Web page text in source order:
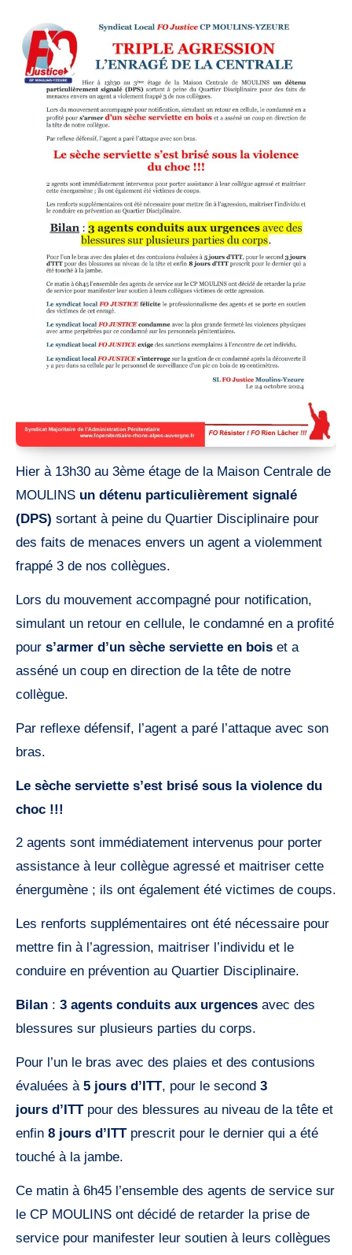
Hier à 13h30 au 3ème étage de la Maison Centrale de
MOULINS un détenu particulièrement signalé
(DPS) sortant à peine du Quartier Disciplinaire pour
des faits de menaces envers un agent a violemment
frappé 3 de nos collègues.
Lors du mouvement accompagné pour notification,
simulant un retour en cellule, le condamné en a profité
pour s’armer d’un sèche serviette en bois et a
asséné un coup en direction de la tête de notre
collègue.
Par reflexe défensif, l’agent a paré l’attaque avec son
bras.
Le sèche serviette s’est brisé sous la violence du
choc !!!
2 agents sont immédiatement intervenus pour porter
assistance à leur collègue agressé et maitriser cette
énergumène ; ils ont également été victimes de coups.
Les renforts supplémentaires ont été nécessaire pour
mettre fin à l’agression, maitriser l’individu et le
conduire en prévention au Quartier Disciplinaire.
Bilan : 3 agents conduits aux urgences avec des
blessures sur plusieurs parties du corps.
Pour l’un le bras avec des plaies et des contusions
évaluées à 5 jours d’ITT, pour le second 3
jours d’ITTpour des blessures au niveau de la tête et
enfin 8 jours d’ITTprescrit pour le dernier qui a été
touché à la jambe.
Ce matin à 6h45 l’ensemble des agents de service sur
le CP MOULINS ont décidé de retarder la prise de
service pour manifester leur soutien à leurs collègues